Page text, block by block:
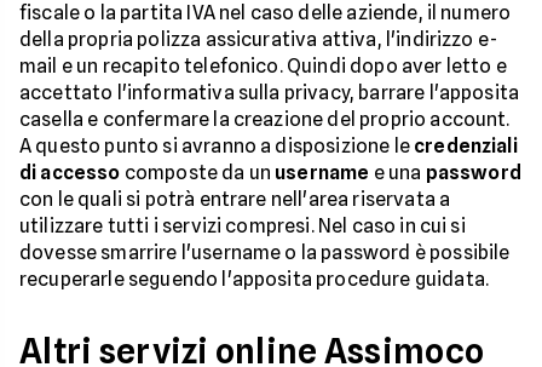
fiscale o la partita IVA nel caso delle aziende, il numero
della propria polizza assicurativa attiva, l'indirizzo e-
mail e un recapito telefonico. Quindi dopo aver letto e
accettato l'informativa sulla privacy, barrare l'apposita
casella e confermare la creazione del proprio account.
A questo punto si avranno a disposizione le credenziali
di accesso composte da un username e una password
con le quali si potrà entrare nell'area riservata a
utilizzare tutti i servizi compresi. Nel caso in cui si
dovesse smarrire l'username o la password è possibile
recuperarle seguendo l'apposita procedure guidata.
Altri servizi online Assimoco